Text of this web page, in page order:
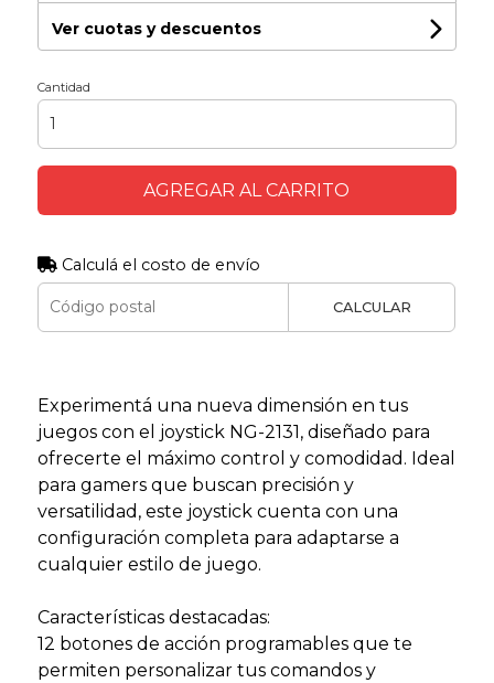
Ver cuotas y descuentos
Cantidad
AGREGAR AL CARRITO
Calculá el costo de envío
CALCULAR
Experimentá una nueva dimensión en tus
juegos con el joystick NG-2131, diseñado para
ofrecerte el máximo control y comodidad. Ideal
para gamers que buscan precisión y
versatilidad, este joystick cuenta con una
configuración completa para adaptarse a
cualquier estilo de juego.
Características destacadas:
12 botones de acción programables que te
permiten personalizar tus comandos y